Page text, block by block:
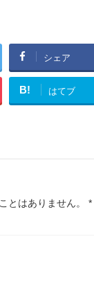
シェア
B! はてブ
とはありません。 *